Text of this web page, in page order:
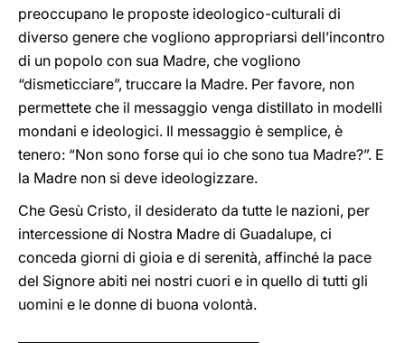
preoccupano le proposte ideologico-culturali di
diverso genere che vogliono appropriarsi dell’incontro
di un popolo con sua Madre, che vogliono
“dismeticciare”, truccare la Madre. Per favore, non
permettete che il messaggio venga distillato in modelli
mondani e ideologici. Il messaggio è semplice, è
tenero: “Non sono forse qui io che sono tua Madre?”. E
la Madre non si deve ideologizzare.
Che Gesù Cristo, il desiderato da tutte le nazioni, per
intercessione di Nostra Madre di Guadalupe, ci
conceda giorni di gioia e di serenità, affinché la pace
del Signore abiti nei nostri cuori e in quello di tutti gli
uomini e le donne di buona volontà.